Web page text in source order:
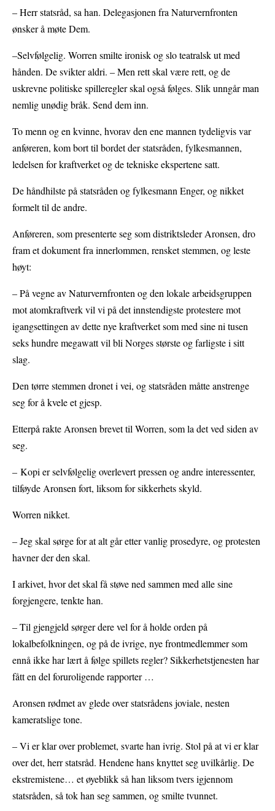
– Herr statsråd, sa han. Delegasjonen fra Naturvernfronten
ønsker å møte Dem.
–Selvfølgelig. Worren smilte ironisk og slo teatralsk ut med
hånden. De svikter aldri. – Men rett skal være rett, og de
uskrevne politiske spilleregler skal også følges. Slik unngår man
nemlig unødig bråk. Send dem inn.
To menn og en kvinne, hvorav den ene mannen tydeligvis var
anføreren, kom bort til bordet der statsråden, fylkesmannen,
ledelsen for kraftverket og de tekniske ekspertene satt.
De håndhilste på statsråden og fylkesmann Enger, og nikket
formelt til de andre.
Anføreren, som presenterte seg som distriktsleder Aronsen, dro
fram et dokument fra innerlommen, rensket stemmen, og leste
høyt:
– På vegne av Naturvernfronten og den lokale arbeidsgruppen
mot atomkraftverk vil vi på det innstendigste protestere mot
igangsettingen av dette nye kraftverket som med sine ni tusen
seks hundre megawatt vil bli Norges største og farligste i sitt
slag.
Den tørre stemmen dronet i vei, og statsråden måtte anstrenge
seg for å kvele et gjesp.
Etterpå rakte Aronsen brevet til Worren, som la det ved siden av
seg.
– Kopi er selvfølgelig overlevert pressen og andre interessenter,
tilføyde Aronsen fort, liksom for sikkerhets skyld.
Worren nikket.
– Jeg skal sørge for at alt går etter vanlig prosedyre, og protesten
havner der den skal.
I arkivet, hvor det skal få støve ned sammen med alle sine
forgjengere, tenkte han.
– Til gjengjeld sørger dere vel for å holde orden på
lokalbefolkningen, og på de ivrige, nye frontmedlemmer som
ennå ikke har lært å følge spillets regler? Sikkerhetstjenesten har
fått en del foruroligende rapporter …
Aronsen rødmet av glede over statsrådens joviale, nesten
kameratslige tone.
– Vi er klar over problemet, svarte han ivrig. Stol på at vi er klar
over det, herr statsråd. Hendene hans knyttet seg uvilkårlig. De
ekstremistene… et øyeblikk så han liksom tvers igjennom
statsråden, så tok han seg sammen, og smilte tvunnet.